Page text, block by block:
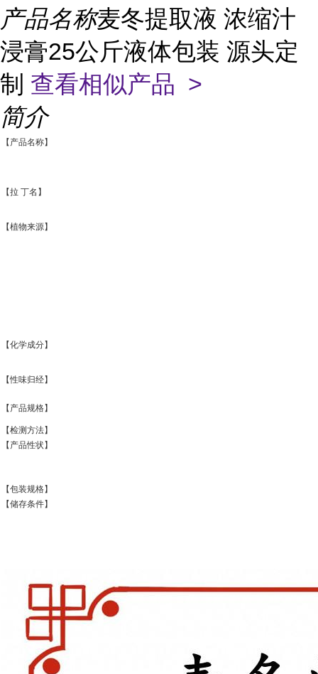
产品名称麦冬提取液 浓缩汁
浸膏25公斤液体包装 源头定
制 查看相似产品 >
简介
【产品名称】
【拉 丁名】
【植物来源】
【化学成分】
【性味归经】
【产品规格】
【检测方法】
【产品性状】
【包装规格】
【储存条件】